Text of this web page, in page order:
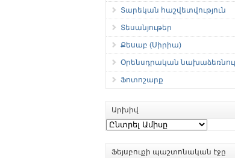
Տարեկան հաշվետվություն
Տեսանյութեր
Քեսաբ (Սիրիա)
Օրենսդրական
Ֆոտոշարք
Արխիվ
Արխիվ
Ֆեյսբուքի պաշտոնական էջը